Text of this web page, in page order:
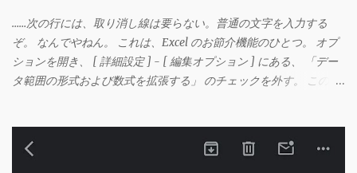
……次の行には、取り消し線は要らない。普通の文字を入力する
ぞ。 なんでやねん。 これは、Excel のお節介機能のひとつ。 オプ
ションを開き、 [ 詳細設定 ] - [ 編集オプション ] にある、 「デー
タ範囲の形式および数式を拡張する」 のチェックを外す。 この機
うです。 このオプションを解除して、他のセル（取り消し線の書
式がないセル）をコピーしてから、もう一度入力してみます。 今